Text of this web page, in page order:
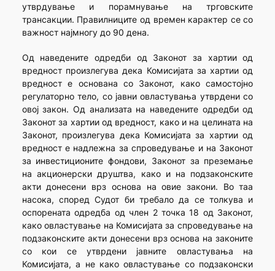
утврдување и порамнување на трговските
трансакции. Правилниците од времен карактер се со
важност најмногу до 90 дена.
Од наведените одредби од Законот за хартии од
вредност произлегува дека Комисијата за хартии од
вредност е основана со Законот, како самостојно
регулаторно тело, со јавни овластувања утврдени со
овој закон. Од анализата на наведените одредби од
Законот за хартии од вредност, како и на целината на
Законот, произлегува дека Комисијата за хартии од
вредност е надлежна за спроведување и на Законот
за инвестиционите фондови, Законот за преземање
на акционерски друштва, како и на подзаконските
акти донесени врз основа на овие закони. Во таа
насока, според Судот би требало да се толкува и
оспорената одредба од член 2 точка 18 од Законот,
како овластување на Комисијата за спроведување на
подзаконските акти донесени врз основа на законите
со кои се утврдени јавните овластувања на
Комисијата, а не како овластување со подзаконски